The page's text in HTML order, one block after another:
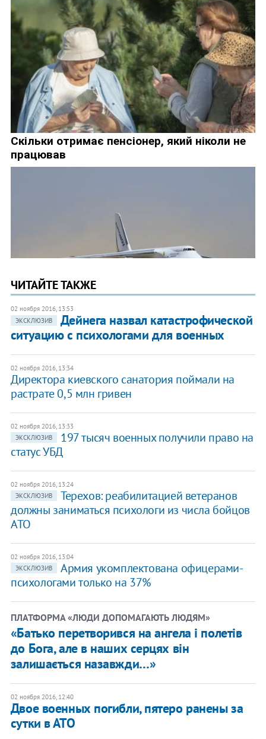
ЧИТАЙТЕ ТАКЖЕ
02 ноября 2016, 13:53
ЭКСКЛЮЗИВ
Дейнега назвал катастрофической
ситуацию с психологами для военных
02 ноября 2016, 13:34
Директора киевского санатория поймали на
растрате 0,5 млн гривен
02 ноября 2016, 13:33
ЭКСКЛЮЗИВ
197 тысяч военных получили право на
статус УБД
02 ноября 2016, 13:24
ЭКСКЛЮЗИВ
Терехов: реабилитацией ветеранов
должны заниматься психологи из числа бойцов
АТО
02 ноября 2016, 13:04
ЭКСКЛЮЗИВ
Армия укомплектована офицерами-
психологами только на 37%
ПЛАТФОРМА «ЛЮДИ ДОПОМАГАЮТЬ ЛЮДЯМ»
«Батько перетворився на ангела і полетів
до Бога, але в наших серцях він
залишається назавжди…»
02 ноября 2016, 12:40
Двое военных погибли, пятеро ранены за
сутки в АТО